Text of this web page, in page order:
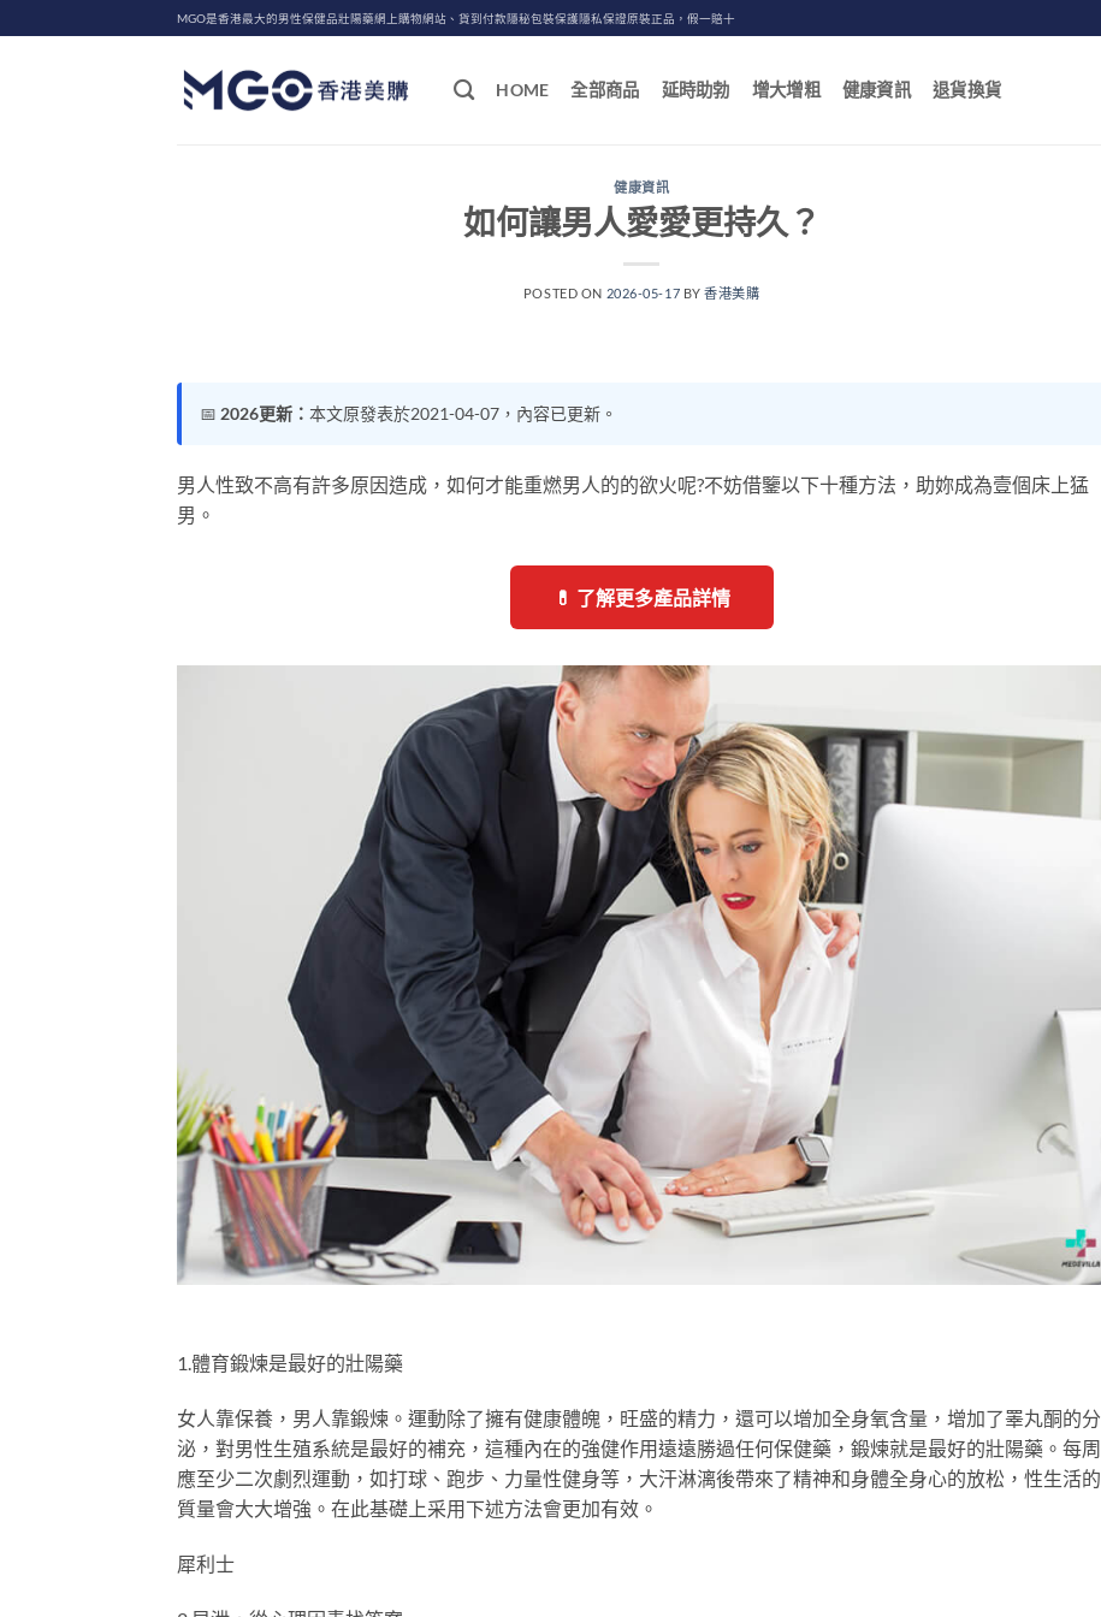
to
MGO是香港最大的男性保健品壯陽藥網上購物網站、貨到付款隱秘包裝保護隱私保證原裝正品，假一賠十
HOME 全部商品 延時助勃 增大增粗 健康資訊 退貨換貨
健康資訊
如何讓男人愛愛更持久？
POSTED ON 2026-05-17 BY香港美購
📅 2026更新： 本文原發表於2021-04-07，內容已更新。
男人性致不高有許多原因造成，如何才能重燃男人的的欲火呢?不妨借鑒以下十種方法，助妳成為壹個床上猛
男。
💊 了解更多產品詳情
1.體育鍛煉是最好的壯陽藥
女人靠保養，男人靠鍛煉。運動除了擁有健康體魄，旺盛的精力，還可以增加全身氧含量，增加了睪丸酮的分
泌，對男性生殖系統是最好的補充，這種內在的強健作用遠遠勝過任何保健藥，鍛煉就是最好的壯陽藥。每周
應至少二次劇烈運動，如打球、跑步、力量性健身等，大汗淋漓後帶來了精神和身體全身心的放松，性生活的
質量會大大增強。在此基礎上采用下述方法會更加有效。
犀利士